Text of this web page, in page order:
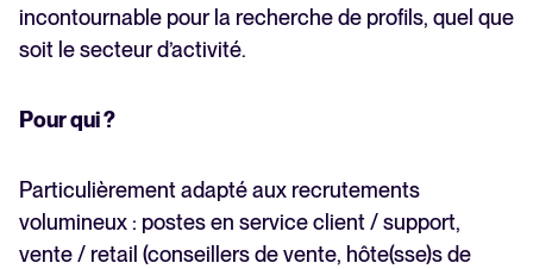
incontournable pour la recherche de profils, quel que
soit le secteur d’activité.
Pour qui ?
Particulièrement adapté aux recrutements
volumineux : postes en service client / support,
vente / retail (conseillers de vente, hôte(sse)s de